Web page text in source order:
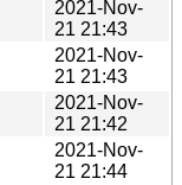
2021-Nov-
21 21:43
2021-Nov-
21 21:43
2021-Nov-
21 21:42
2021-Nov-
21 21:44